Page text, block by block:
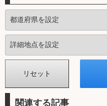
関連する記事